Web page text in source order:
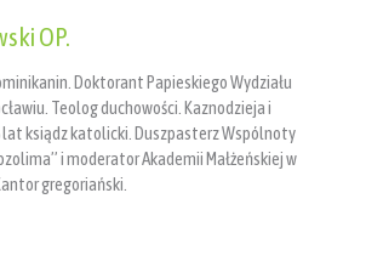
OP.
Doktorant Papieskiego Wydziału
Teolog duchowości. Kaznodzieja i
ksiądz katolicki. Duszpasterz Wspólnoty
i moderator Akademii Małżeńskiej w
gregoriański.